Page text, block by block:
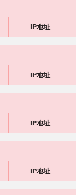
IP地址
IP地址
IP地址
IP地址